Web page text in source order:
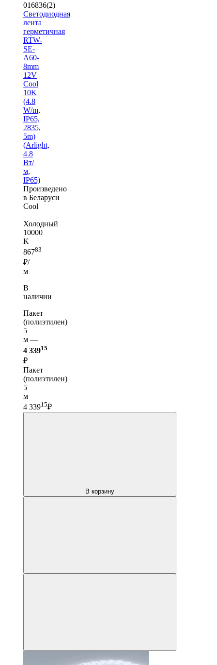
016836(2)
Светодиодная
лента
герметичная
RTW-
SE-
A60-
8mm
12V
Cool
10K
(4.8
W/m,
IP65,
2835,
5m)
(Arlight,
4.8
Вт/
м,
IP65)
Произведено
в Беларуси
Cool
|
Холодный
10000
K
86783
₽/
м
В
наличии
Пакет
(полиэтилен)
5
м —
4 33915
₽
Пакет
(полиэтилен)
5
м
4 33915₽
В корзину